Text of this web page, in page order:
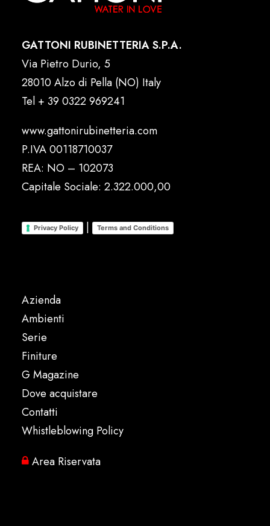
GATTONI RUBINETTERIA S.P.A.
Via Pietro Durio, 5
28010 Alzo di Pella (NO) Italy
Tel + 39 0322 969241
www.gattonirubinetteria.com
P.IVA 00118710037
REA: NO – 102073
Capitale Sociale: 2.322.000,00
Privacy Policy | Terms and Conditions
Azienda
Ambienti
Serie
Finiture
G Magazine
Dove acquistare
Contatti
Whistleblowing Policy
Area Riservata